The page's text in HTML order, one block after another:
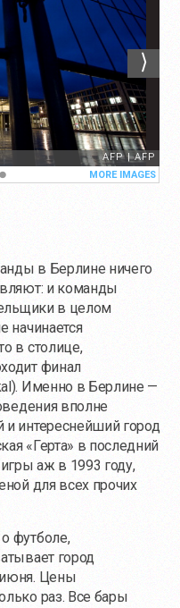
в Берлине ничего
и команды
в целом
начинается
в столице,
финал
Именно в Берлине —
вполне
интереснейший город
«Герта» в последний
аж в 1993 году,
для всех прочих
футболе,
город
Цены
раз. Все бары